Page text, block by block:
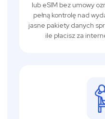
lub eSIM bez umowy
pełną kontrolę nad
jasne pakiety danych
ile płacisz za